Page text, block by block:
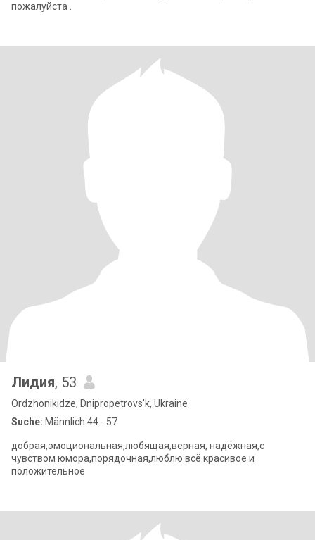
пожалуйста .
Лидия, 53
Ordzhonikidze, Dnipropetrovs'k, Ukraine
Suche: Männlich 44 - 57
добрая,эмоциональная,любящая,верная, надёжная,с
чувством юмора,порядочная,люблю всё красивое и
положительное